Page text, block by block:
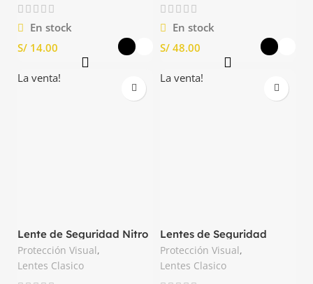
En stock
S/
En stock
S/
La venta!
Lente de Seguridad Nitro
HC Steelpro
Protección Visual,
Lentes Clasico
La venta!
Lentes de Seguridad
Argon AF Libus
Protección Visual,
Lentes Clasico